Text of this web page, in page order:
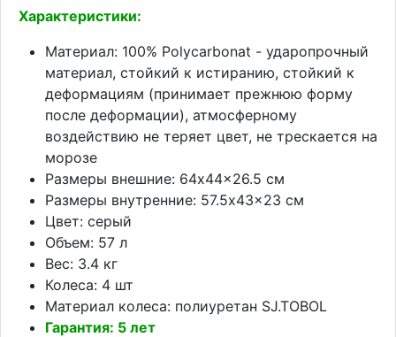
Характеристики:
Материал: 100% Polycarbonat - ударопрочный
материал, стойкий к истиранию, стойкий к
деформациям (принимает прежнюю форму
после деформации), атмосферному
воздействию не теряет цвет, не трескается на
морозе
Размеры внешние: 64x44x26.5 см
Размеры внутренние: 57.5x43x23 см
Цвет: серый
Объем: 57 л
Вес: 3.4 кг
Колеса: 4 шт
Материал колеса: полиуретан SJ.TOBOL
Гарантия: 5 лет